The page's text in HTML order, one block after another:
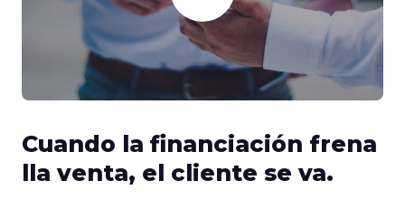
Cuando la financiación frena
lla venta, el cliente se va.